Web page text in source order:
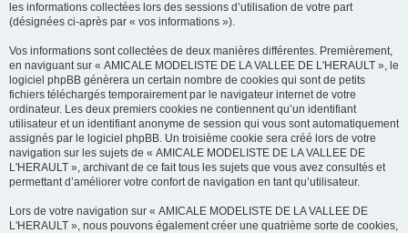
les informations collectées lors des sessions d’utilisation de votre part
(désignées ci-après par « vos informations »).
Vos informations sont collectées de deux manières différentes. Premièrement,
en naviguant sur « AMICALE MODELISTE DE LA VALLEE DE L'HERAULT », le
logiciel phpBB génèrera un certain nombre de cookies qui sont de petits
fichiers téléchargés temporairement par le navigateur internet de votre
ordinateur. Les deux premiers cookies ne contiennent qu’un identifiant
utilisateur et un identifiant anonyme de session qui vous sont automatiquement
assignés par le logiciel phpBB. Un troisième cookie sera créé lors de votre
navigation sur les sujets de « AMICALE MODELISTE DE LA VALLEE DE
L'HERAULT », archivant de ce fait tous les sujets que vous avez consultés et
permettant d’améliorer votre confort de navigation en tant qu’utilisateur.
Lors de votre navigation sur « AMICALE MODELISTE DE LA VALLEE DE
L'HERAULT », nous pouvons également créer une quatrième sorte de cookies,